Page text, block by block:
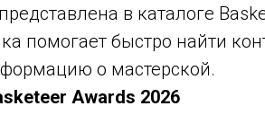
в каталоге
помогает быстро найти
о мастерской.
Awards 2026